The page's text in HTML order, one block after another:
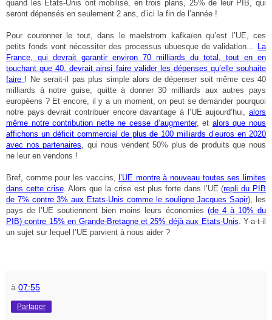
quand les Etats-Unis ont mobilisé, en trois plans, 25% de leur PIB, qui
seront dépensés en seulement 2 ans, d’ici la fin de l’année !
Pour couronner le tout, dans le maelstrom kafkaïen qu’est l’UE, ces
petits fonds vont nécessiter des processus ubuesque de validation…
La
France, qui devrait garantir environ 70 milliards du total, tout en en
touchant que 40, devrait ainsi faire valider les dépenses qu’elle souhaite
faire ! Ne serait-il pas plus simple alors de dépenser soit même ces 40
milliards à notre guise, quitte à donner 30 milliards aux autres pays
européens ? Et encore, il y a un moment, on peut se demander pourquoi
notre pays devrait contribuer encore davantage à l’UE aujourd’hui, alors
même notre contribution nette ne cesse d’augmenter, et alors que nous
affichons un déficit commercial de plus de 100 milliards d’euros en 2020
avec nos partenaires , qui nous vendent 50% plus de produits que nous
ne leur en vendons !
Bref, comme pour les vaccins,
l’UE montre à nouveau toutes ses limites
dans cette crise. Alors que la crise est plus forte dans l’UE (repli du PIB
de 7% contre 3% aux Etats-Unis comme le souligne Jacques Sapir), les
pays de l’UE soutiennent bien moins leurs économies (de 4 à 10% du
PIB) contre 15% en Grande-Bretagne et 25% déjà aux Etats-Unis . Y-a-t-il
un sujet sur lequel l’UE parvient à nous aider ?
à 07:55
Partager